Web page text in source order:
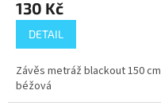
130 Kč
DETAIL
Závěs metráž blackout 150 cm
béžová